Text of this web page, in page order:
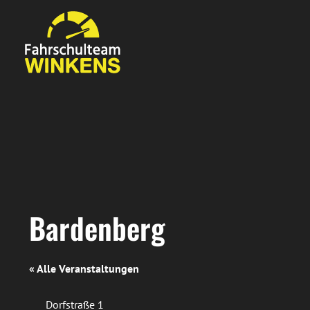
springen
Bardenberg
« Alle Veranstaltungen
Adresse
Dorfstraße 1